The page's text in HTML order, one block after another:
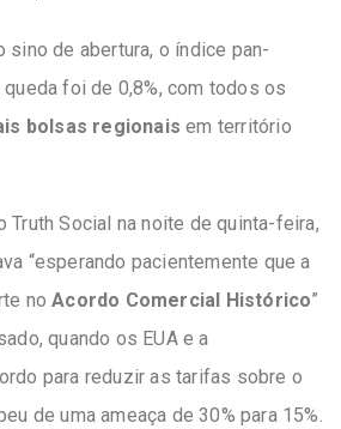
sino de abertura, o índice pan-
queda foi de 0,8%, com todos os
bolsas regionais em território
Truth Social na noite de quinta-feira,
“esperando pacientemente que a
noAcordo Comercial Histórico”
quando os EUA e a
para reduzir as tarifas sobre o
de uma ameaça de 30% para 15%.